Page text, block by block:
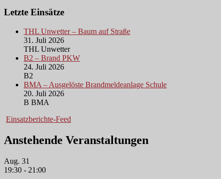
Letzte Einsätze
THL Unwetter – Baum auf Straße
31. Juli 2026
THL Unwetter
B2 – Brand PKW
24. Juli 2026
B2
BMA – Ausgelöste Brandmeldeanlage Schule
20. Juli 2026
B BMA
Einsatzberichte-Feed
Anstehende Veranstaltungen
Aug. 31
19:30 - 21:00